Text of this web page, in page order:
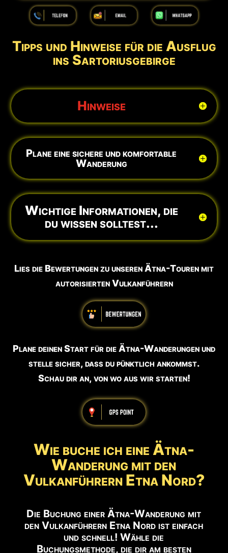
Tipps und Hinweise für die Ausflug
ins Sartoriusgebirge
Hinweise
Plane eine sichere und komfortable
Wanderung
Wichtige Informationen, die
du wissen solltest...
Lies die Bewertungen zu unseren Ätna-Touren mit
autorisierten Vulkanführern
Plane deinen Start für die Ätna-Wanderungen und
stelle sicher, dass du pünktlich ankommst.
Schau dir an, von wo aus wir starten!
Wie buche ich eine Ätna-
Wanderung mit den
Vulkanführern Etna Nord?
Die Buchung einer Ätna-Wanderung mit
den Vulkanführern Etna Nord ist einfach
und schnell! Wähle die
Buchungsmethode, die dir am besten